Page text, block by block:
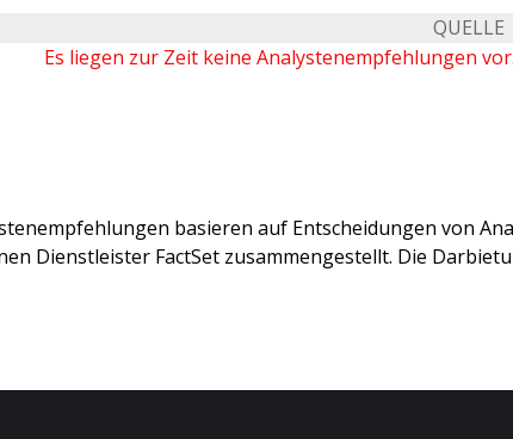
QUELLE
Es liegen zur Zeit keine Analystenempfehlungen vor.
basieren auf Entscheidungen von
Dienstleister FactSet zusammengestellt. Die